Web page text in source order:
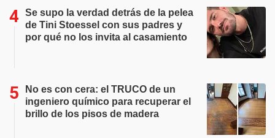
Se supo la verdad detrás de la pelea
de Tini Stoessel con sus padres y
por qué no los invita al casamiento
No es con cera: el TRUCO de un
ingeniero químico para recuperar el
brillo de los pisos de madera